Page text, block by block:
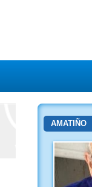
AMATIÑO